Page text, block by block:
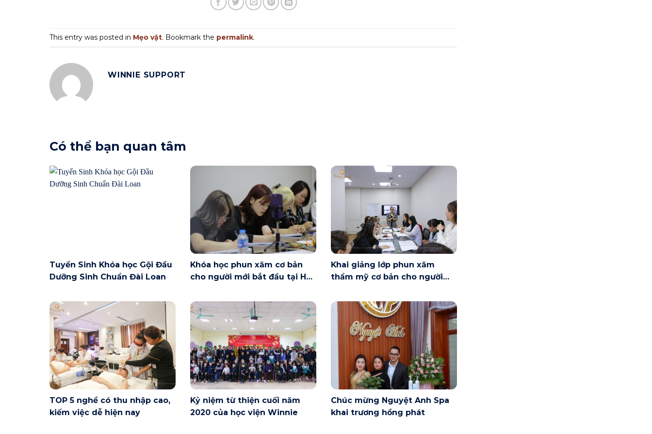
This entry was posted in Mẹo vặt. Bookmark the permalink.
WINNIE SUPPORT
Có thể bạn quan tâm
Tuyển Sinh Khóa học Gội Đầu
Dưỡng Sinh Chuẩn Đài Loan
Khóa học phun xăm cơ bản
cho người mới bắt đầu tại Hà
Khai giảng lớp phun xăm
thẩm mỹ cơ bản cho người
TOP 5 nghề có thu nhập cao,
kiếm việc dễ hiện nay
Kỷ niệm từ thiện cuối năm
2020 của học viện Winnie
Chúc mừng Nguyệt Anh Spa
khai trương hồng phát